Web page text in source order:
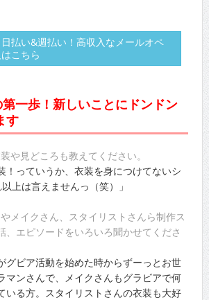
日払い&週払い！高収入なメールオペ
こちら
一歩！新しいことにドンドン
す
や見どころも教えてください。
！っていうか、衣装を身につけてないシ
上は言えませんっ（笑）」
メイクさん、スタイリストさんら制作ス
、エピソードをいろいろ聞かせてくださ
グビア活動を始めた時からずーっとお世
マンさんで、メイクさんもグラビアで何
いる方。スタイリストさんの衣装も大好